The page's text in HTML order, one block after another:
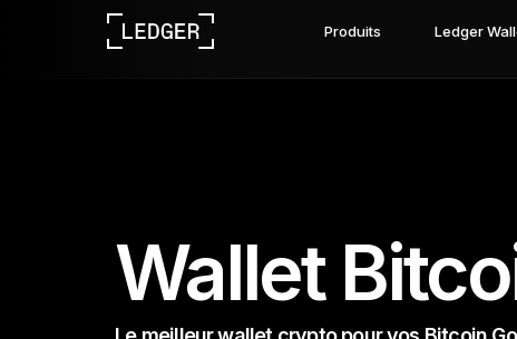
Produits Ledger
Wallet